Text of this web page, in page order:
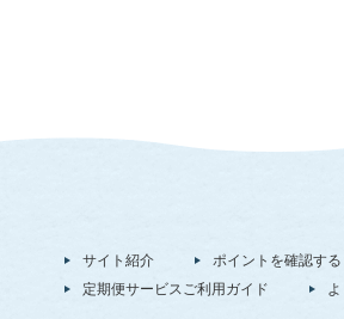
サイト紹介 ポイントを確認する
定期便サービスご利用ガイド